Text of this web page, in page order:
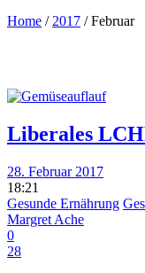
Home / 2017 /Februar
Liberales
28. Februar 2017
18:21
Gesunde Ernährung
Margret Ache
0
28